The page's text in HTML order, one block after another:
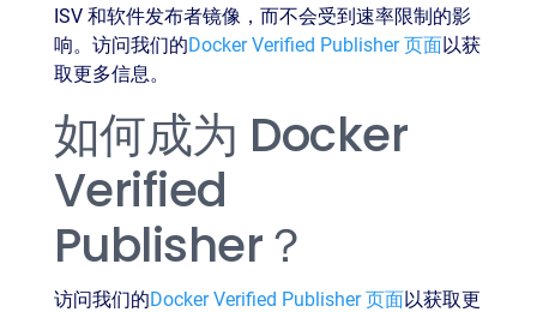
ISV 和软件发布者镜像，而不会受到速率限制的影
响。访问我们的Docker Verified Publisher 页面以获
取更多信息。
如何成为 Docker
Verified
Publisher？
访问我们的Docker Verified Publisher 页面以获取更